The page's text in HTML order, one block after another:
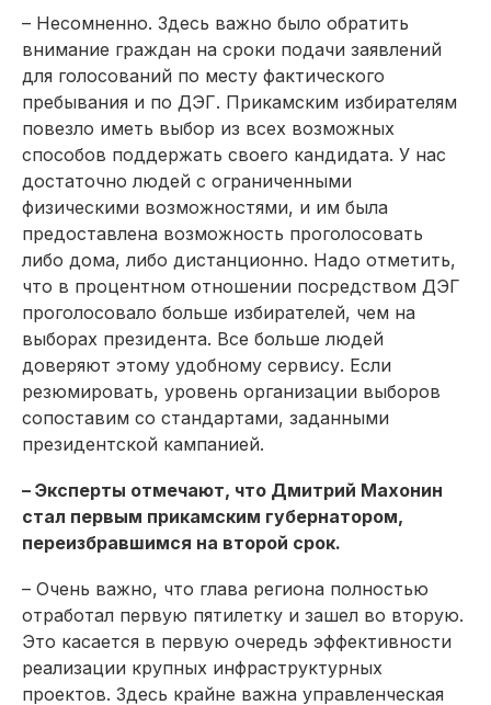
– Несомненно. Здесь важно было обратить
внимание граждан на сроки подачи заявлений
для голосований по месту фактического
пребывания и по ДЭГ. Прикамским избирателям
повезло иметь выбор из всех возможных
способов поддержать своего кандидата. У нас
достаточно людей с ограниченными
физическими возможностями, и им была
предоставлена возможность проголосовать
либо дома, либо дистанционно. Надо отметить,
что в процентном отношении посредством ДЭГ
проголосовало больше избирателей, чем на
выборах президента. Все больше людей
доверяют этому удобному сервису. Если
резюмировать, уровень организации выборов
сопоставим со стандартами, заданными
президентской кампанией.
– Эксперты отмечают, что Дмит­рий Махонин
стал первым прикамским губернатором,
переизбравшимся на второй срок.
– Очень важно, что глава региона полностью
отработал первую пятилетку и зашел во вторую.
Это касается в первую очередь эффективности
реализации крупных инфраструктурных
проектов. Здесь крайне важна управленческая